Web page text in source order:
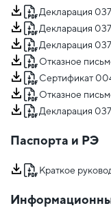
Декларация 037
Декларация 037
Декларация 037
Отказное
Сертификат
Отказное
Декларация 037
Паспорта и РЭ
Краткое